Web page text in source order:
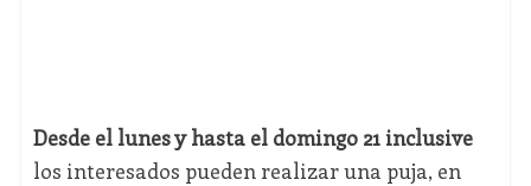
Desde el lunes y hasta el domingo 21 inclusive
los interesados pueden realizar una puja, en